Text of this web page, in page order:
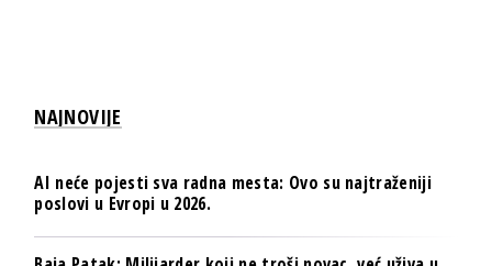
NAJNOVIJE
AI neće pojesti sva radna mesta: Ovo su najtraženiji
poslovi u Evropi u 2026.